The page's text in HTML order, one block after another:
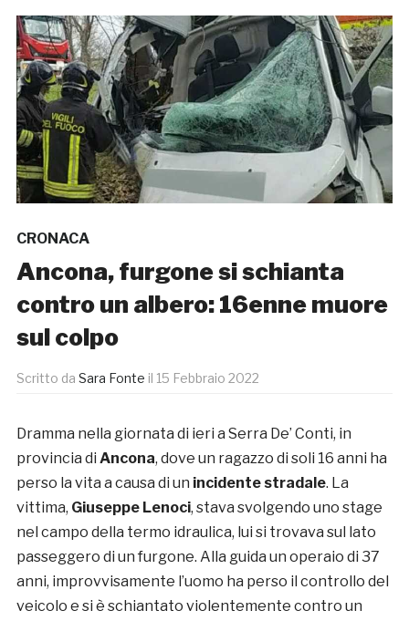
CRONACA
Ancona, furgone si schianta
contro un albero: 16enne muore
sul colpo
Scritto da Sara Fonte il 15 Febbraio 2022
Dramma nella giornata di ieri a Serra De’ Conti, in
provincia di Ancona, dove un ragazzo di soli 16 anni ha
perso la vita a causa di un incidente stradale. La
vittima, Giuseppe Lenoci, stava svolgendo uno stage
nel campo della termo idraulica, lui si trovava sul lato
passeggero di un furgone. Alla guida un operaio di 37
anni, improvvisamente l’uomo ha perso il controllo del
veicolo e si è schiantato violentemente contro un